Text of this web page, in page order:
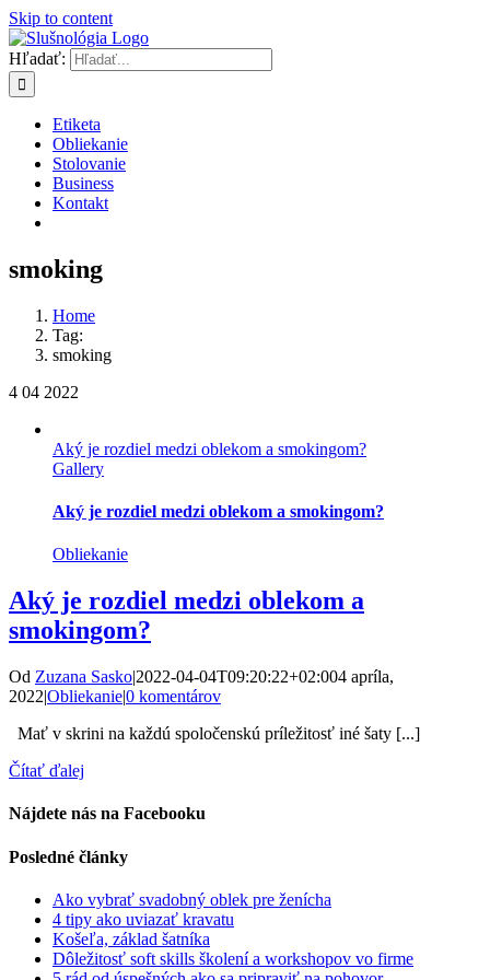
Skip to content
Hľadať:
Etiketa
Obliekanie
Stolovanie
Business
Kontakt
smoking
Home
Tag:
smoking
4 04 2022
Aký je rozdiel medzi oblekom a smokingom?
Gallery
Aký je rozdiel medzi oblekom a smokingom?
Obliekanie
Aký je rozdiel medzi oblekom a
smokingom?
Od Zuzana Sasko|2022-04-04T09:20:22+02:004 apríla,
2022|Obliekanie|0 komentárov
Mať v skrini na každú spoločenskú príležitosť iné šaty [...]
Čítať ďalej
Nájdete nás na Facebooku
Posledné články
Ako vybrať svadobný oblek pre ženícha
4 tipy ako uviazať kravatu
Košeľa, základ šatníka
Dôležitosť soft skills školení a workshopov vo firme